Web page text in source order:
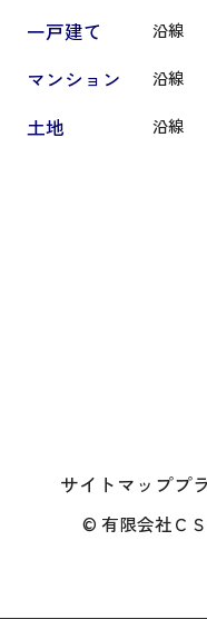
一戸建て 沿線
マンション 沿線
土地 沿線
サイトマッププ
© 有限会社Ｃ